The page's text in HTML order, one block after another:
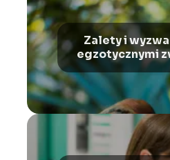
Zalety i
egzotycznymi